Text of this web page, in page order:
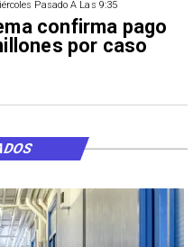
Pasado A Las 9:35
confirma pago
por caso